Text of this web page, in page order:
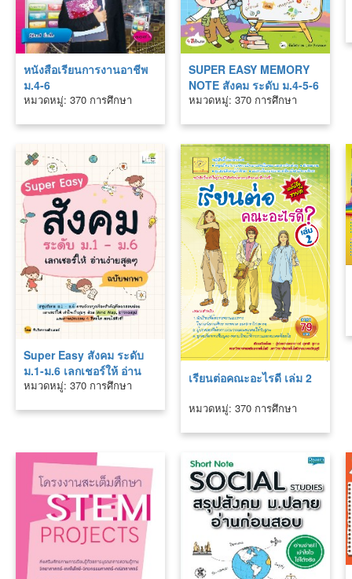
หนังสือเรียนการงานอาชีพ
ม.4-6
หมวดหมู่: 370 การศึกษา
SUPER EASY MEMORY
NOTE สังคม ระดับ ม.4-5-6
เรียนก็เข้าใจ สอบยิ่งง่ายเลย
หมวดหมู่: 370 การศึกษา
Super Easy สังคม ระดับ
ม.1-ม.6 เลกเชอร์ให้ อ่าน
ง่ายสุดๆ ฉบับพกพา
หมวดหมู่: 370 การศึกษา เรียนต่อคณะอะไรดี เล่ม 2
หมวดหมู่: 370 การศึกษา